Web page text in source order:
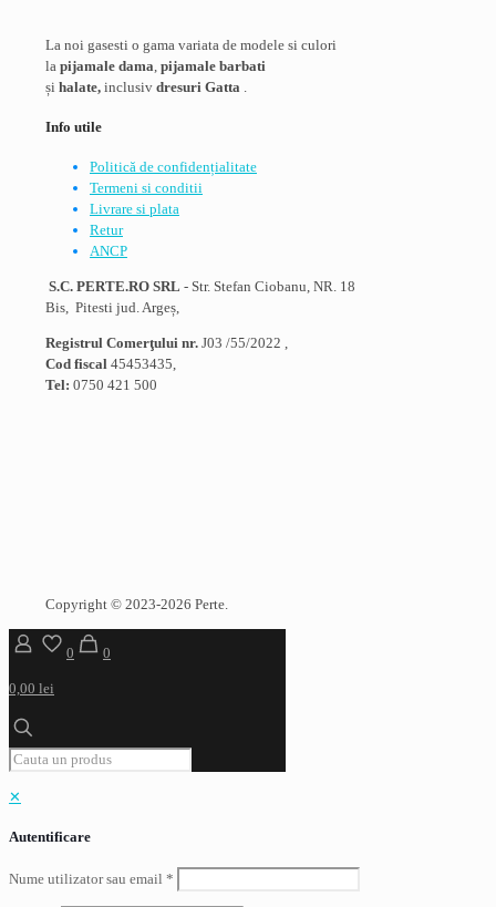
La noi gasesti o gama variata de modele si culori
la pijamale dama pijamale barbati
și halate, inclusiv dresuri Gatta
Info utile
Politică de confidențialitate
Termeni si conditii
Livrare si plata
Retur
ANCP
S.C. PERTE.RO SRL - Str. Stefan Ciobanu, NR. 18
Bis, Pitesti jud. Argeș,
Registrul Comerţului nr. J03 /55/2022 ,
Cod fiscal 45453435,
Tel: 0750 421 500
Copyright © 2023-2026 Perte.
0 0
0,00 lei
✕
Autentificare
Nume utilizator sau email *